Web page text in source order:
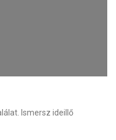
Ismersz ideillő